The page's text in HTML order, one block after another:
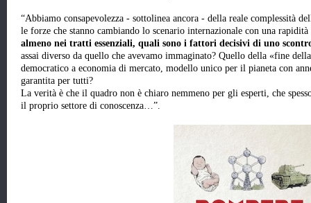
“Abbiamo consapevolezza - sottolinea ancora - della reale complessità
le forze che stanno cambiando lo scenario internazionale con una
almeno nei tratti essenziali, quali sono i fattori decisivi di uno
assai diverso da quello che avevamo immaginato? Quello della «fine
democratico a economia di mercato, modello unico per il pianeta con
garantita per tutti?
La verità è che il quadro non è chiaro nemmeno per gli esperti, che
il proprio settore di conoscenza…”.